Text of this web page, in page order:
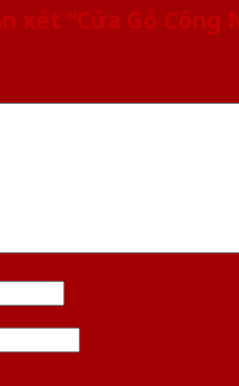
“Cửa Gỗ Công